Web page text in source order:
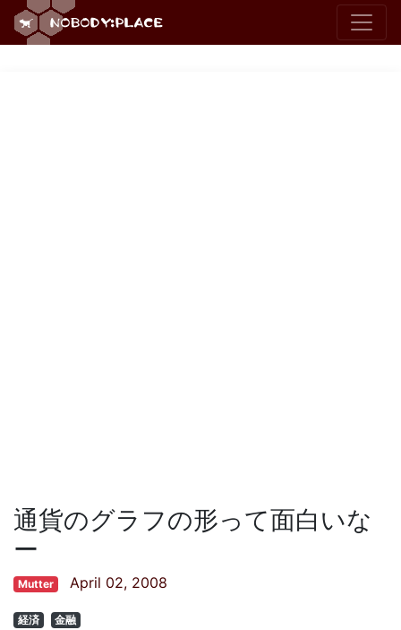
通貨のグラフの形って面白いな
ー
Mutter April 02, 2008
経済 金融